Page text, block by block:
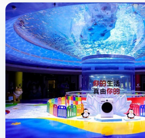
首页 家居资讯
家居风水 家居欣赏
时尚饰家 装修设计
家具知识 家居文化
家装攻略 创意家居